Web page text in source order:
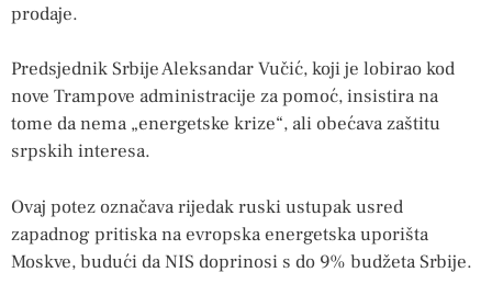
prodaje.
Predsjednik Srbije Aleksandar Vučić, koji je lobirao kod
nove Trampove administracije za pomoć, insistira na
tome da nema „energetske krize“, ali obećava zaštitu
srpskih interesa.
Ovaj potez označava rijedak ruski ustupak usred
zapadnog pritiska na evropska energetska uporišta
Moskve, budući da NIS doprinosi s do 9% budžeta Srbije.